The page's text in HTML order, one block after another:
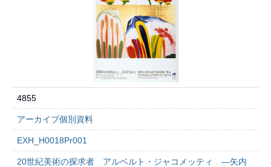
4855
アーカイブ個別資料
EXH_H0018Pr001
20世紀美術の探求者 アルベルト・ジャコメッティ ―矢内